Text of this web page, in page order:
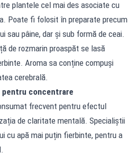
plantele cel mai des asociate cu
Poate fi folosit în preparate precum
sau pâine, dar și sub formă de ceai.
de rozmarin proaspăt se lasă
Aroma sa conține compuși
cerebrală.
pentru concentrare
frecvent pentru efectul
de claritate mentală. Specialiștii
cu apă mai puțin fierbinte, pentru a